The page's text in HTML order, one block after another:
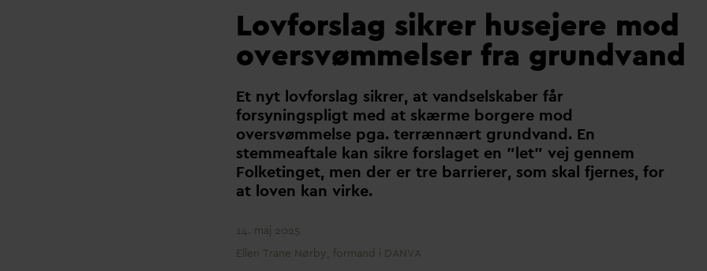
Lovforslag sikrer husejere mod
oversvømmelser fra grundvand
Et nyt lovforslag sikrer, at vandselskaber får
forsyningspligt med at skærme borgere mod
oversvømmelse pga. terrænnært grundvand. En
stemmeaftale kan sikre forslaget en ”let” vej gennem
Folketinget, men der er tre barrierer, som skal fjernes, for
at loven kan virke.
14. maj 2025
Ellen Trane Nørby, formand i DANVA